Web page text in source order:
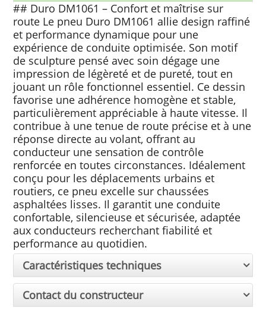
## Duro DM1061 – Confort et maîtrise sur
route Le pneu Duro DM1061 allie design raffiné
et performance dynamique pour une
expérience de conduite optimisée. Son motif
de sculpture pensé avec soin dégage une
impression de légèreté et de pureté, tout en
jouant un rôle fonctionnel essentiel. Ce dessin
favorise une adhérence homogène et stable,
particulièrement appréciable à haute vitesse. Il
contribue à une tenue de route précise et à une
réponse directe au volant, offrant au
conducteur une sensation de contrôle
renforcée en toutes circonstances. Idéalement
conçu pour les déplacements urbains et
routiers, ce pneu excelle sur chaussées
asphaltées lisses. Il garantit une conduite
confortable, silencieuse et sécurisée, adaptée
aux conducteurs recherchant fiabilité et
performance au quotidien.
Caractéristiques techniques
Contact du constructeur